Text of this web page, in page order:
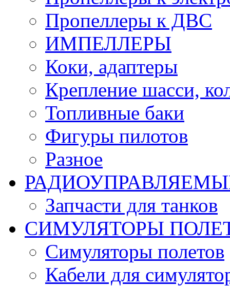
Пропеллеры к ДВС
ИМПЕЛЛЕРЫ
Коки, адаптеры
Крепление шасси,
Топливные баки
Фигуры пилотов
Разное
Запчасти для танков
СИМУЛЯТОРЫ
Симуляторы полетов
Кабели для